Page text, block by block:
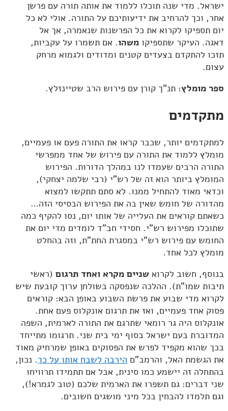
ישראל. מדי שנה תוכלו ללמוד את אותה תורה עם פרשן
אחר, וכך להרחיב את ידיעותיכם על התורה. אולי לא כל
יום תספיקו לקרוא את כל הפרשנות שנאמרה, אך אל
דאגה. העיקר שתספיקו משהו. אם תשמרו על עקביות,
תזכו להתקדם בצעדים קטנים ומדודים ולגמוא מרחק
עצום.
ספר מומלץ: תנ"ך קורן עם פירוש הרב שטיינזלץ.
מתקדמים
למתקדמים יותר, שכבר קראו את התורה פעם או פעמיים,
מומלץ ללמוד את התורה עם פירוש של אחד ממפרשי
התורה הרבים שעמדו לנו במהלך הדורות. הפירוש
המומלץ ביותר הוא זה של רש"י (רבי שלמה יצחקי),
וכדאי מאוד להתחיל ממנו. לא סתם תתקשו למצוא
מהדורה של חומש שאין בה את הפירוש הבסיסי הזה…
כשאתם קוראים את העלייה של אותו יום, נסו להקיף כמה
שתוכלו מפירוש רש"י. חסידי חב"ד לומדים מדי יום את
החומש עם פירוש רש"י במסגרת החת"ת, וזה בהחלט
מומלץ לכל אחד.
בנוסף, חשוב לקרוא שניים מקרא ואחד תרגום (ראשי
תיבות שמו"ת). ההלכה שנפסקה בשולחן ערוך קובעת שיש
לקרוא מדי שבוע את פרשת השבוע באופן הבא: קוראים
פסוק אחד פעמיים, ואז את תרגום אונקלוס פעם אחת.
אונקלוס היה גר רומאי שתרגם את התורה לארמית, השפה
המדוברת בעם ישראל בסוף ימי בית שני. תרגומו מתייחד
בכך שהוא מקפיד לפרש את הפסוקים באופן שמרחיק מאוד
את הגשמת האל, והרמב"ם הירבה לשבח אותו על כך. נכון,
בהתחלה זה יישמע כמו סינית, אבל אם תתמידו תרוויחו
שני דברים: גם תשפרו את הארמית שלכם (טוב לגמרא!),
וגם תלמדו להבחין בכל מיני מושגים חשובים.